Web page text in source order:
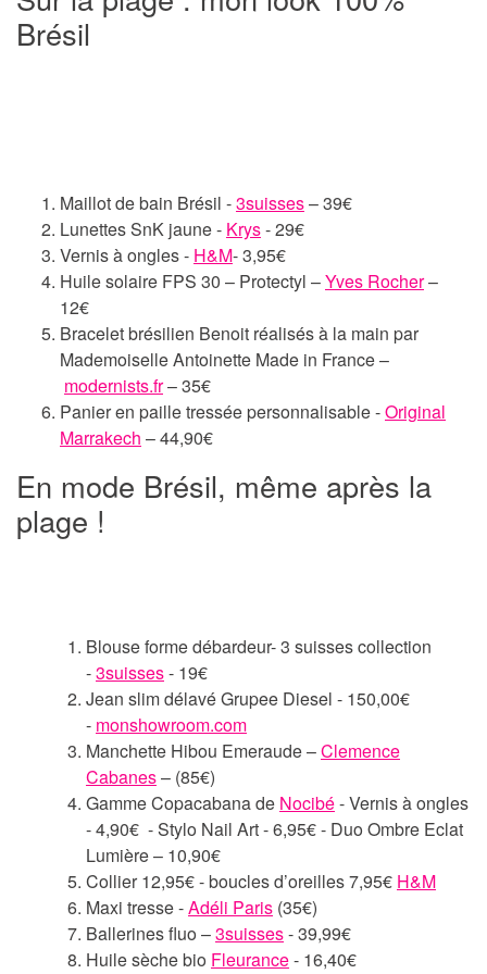
Brésil
Maillot de bain Brésil -3suisses– 39€
Lunettes SnK jaune - Krys- 29€
Vernis à ongles - H&M- 3,95€
Huile solaire FPS 30 – Protectyl –Yves Rocher–
12€
Bracelet brésilien Benoit réalisés à la main par
Mademoiselle Antoinette Made in France –
modernists.fr– 35€
Panier en paille tressée personnalisable -Original
Marrakech – 44,90€
En mode Brésil, même après la
plage !
Blouse forme débardeur- 3 suisses collection
-3suisses- 19€
Jean slim délavé Grupee Diesel - 150,00€
- monshowroom.com
Manchette Hibou Emeraude –Clemence
Cabanes– (85€)
Gamme Copacabana de Nocibé- Vernis à ongles
- 4,90€ - Stylo Nail Art - 6,95€ - Duo Ombre Eclat
Lumière – 10,90€
Collier 12,95€ - boucles d’oreilles 7,95€ H&M
Maxi tresse -Adéli Paris (35€)
Ballerines fluo –3suisses- 39,99€
Huile sèche bio Fleurance- 16,40€